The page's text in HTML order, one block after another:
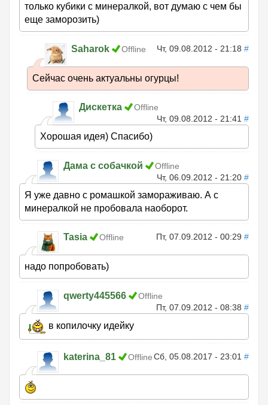
только кубики с минералкой, вот думаю с чем бы
еще заморозить)
Saharok Offline Чт, 09.08.2012 - 21:18 #
Сейчас очень актуальны огурцы!
Дискетка
Offline
Чт, 09.08.2012 - 21:41 #
Хорошая идея) Спасибо)
Дама с собачкой
Offline
Чт, 06.09.2012 - 21:20 #
Я уже давно с ромашкой замораживаю. А с
минералкой не пробовала наоборот.
Tasia Offline Пт, 07.09.2012 - 00:29 #
надо попробовать)
qwerty445566
Offline
Пт, 07.09.2012 - 08:38 #
в копилочку идейку
katerina_81 Offline Сб, 05.08.2017 - 23:01 #